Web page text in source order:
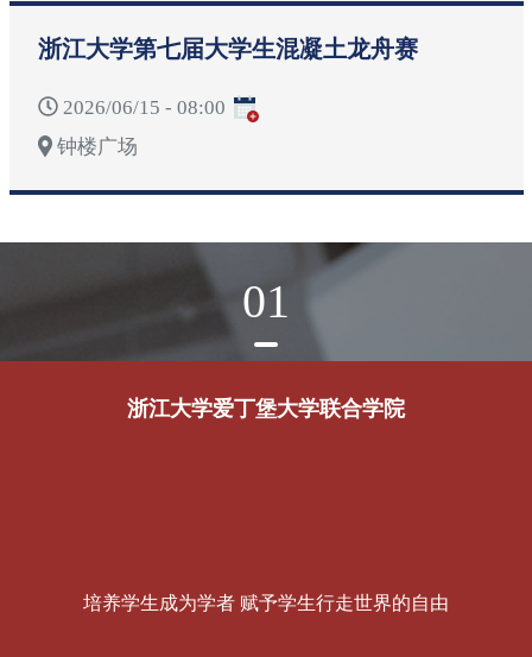
浙江大学第七届大学生混凝土龙舟赛
2026/06/15 - 08:00
钟楼广场
01
浙江大学爱丁堡大学联合学院
培养学生成为学者 赋予学生行走世界的自由